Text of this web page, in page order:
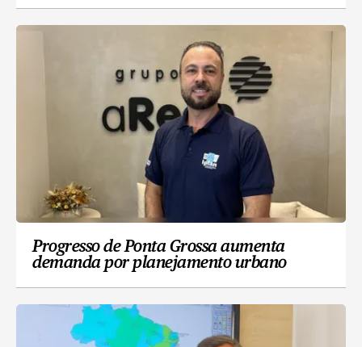
Progresso de Ponta Grossa aumenta
demanda por planejamento urbano